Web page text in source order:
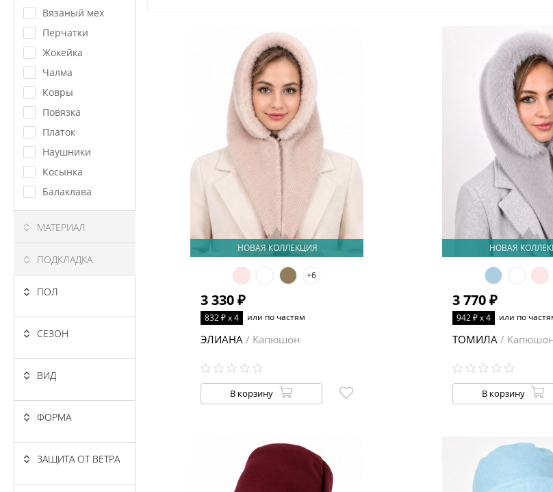
Вязаный мех
Перчатки
Жокейка
Чалма
Ковры
Повязка
Платок
Наушники
Косынка
Балаклава
МАТЕРИАЛ
ПОДКЛАДКА
ПОЛ
СЕЗОН
ВИД
ФОРМА
ЗАЩИТА ОТ ВЕТРА
НОВАЯ КОЛЛЕКЦИЯ
+6
3 330 ₽
832 ₽ x 4 или по частям
ЭЛИАНА/ Капюшон
В корзину
НОВАЯ
3 770 ₽
942 ₽ x 4 или по
ТОМИЛА/ Капюшон
В корзину